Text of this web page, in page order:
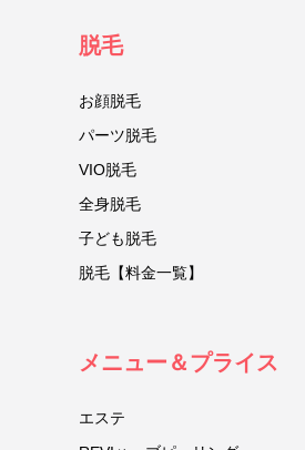
脱毛
お顔脱毛
パーツ脱毛
VIO脱毛
全身脱毛
子ども脱毛
脱毛【料金一覧】
メニュー＆プライス
エステ